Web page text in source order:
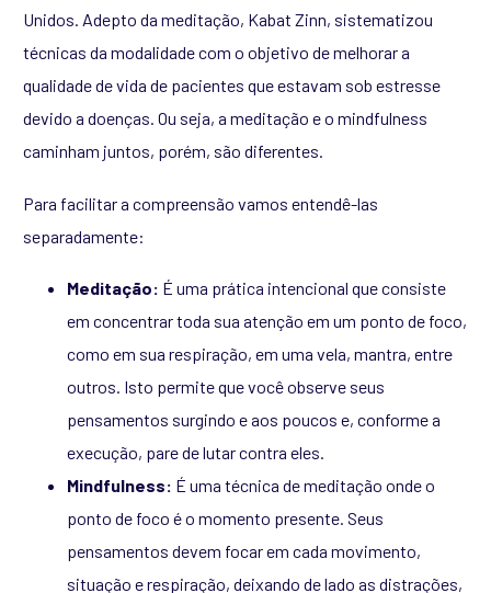
Unidos. Adepto da meditação, Kabat Zinn, sistematizou
técnicas da modalidade com o objetivo de melhorar a
qualidade de vida de pacientes que estavam sob estresse
devido a doenças. Ou seja, a meditação e o mindfulness
caminham juntos, porém, são diferentes.
Para facilitar a compreensão vamos entendê-las
separadamente:
Meditação: É uma prática intencional que consiste
em concentrar toda sua atenção em um ponto de foco,
como em sua respiração, em uma vela, mantra, entre
outros. Isto permite que você observe seus
pensamentos surgindo e aos poucos e, conforme a
execução, pare de lutar contra eles.
Mindfulness: É uma técnica de meditação onde o
ponto de foco é o momento presente. Seus
pensamentos devem focar em cada movimento,
situação e respiração, deixando de lado as distrações,